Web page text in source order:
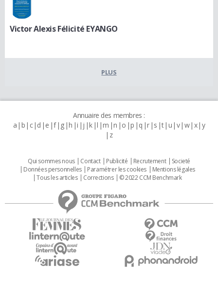
Victor Alexis Félicité EYANGO
PLUS
Annuaire des membres :
a b c d e f g h i j k l m n o p q r s t u v w x y
z
Qui sommes nous Contact Publicité Recrutement
Societé
Données personnelles
Paramétrer les cookies
Mentions légales
Tous les articles
Corrections © 2022 CCM Benchmark